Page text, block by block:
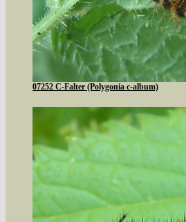
07252 C-Falter (Polygonia c-album)